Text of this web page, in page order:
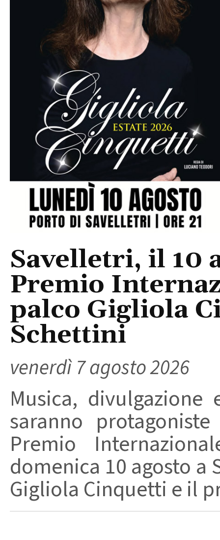
Savelletri, il 10
Premio
palco Gigliola
Schettini
venerdì 7 agosto 2026
Musica,
saranno
Premio
domenica 10 agosto
Gigliola Cinquetti e il